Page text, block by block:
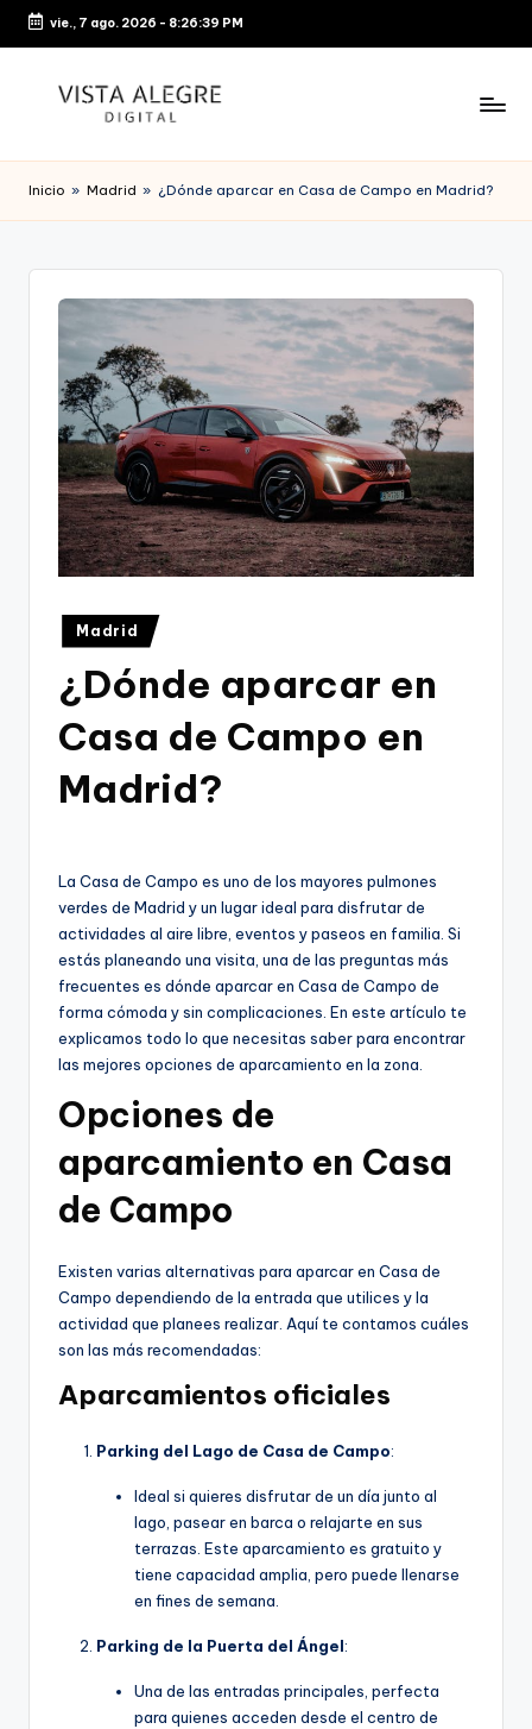
Saltar
contenido
vie., 7 ago. 2026 - 8:26:39 PM
Inicio » Madrid » ¿Dónde aparcar en Casa de Campo en Madrid?
Publicado
en
Madrid
¿Dónde aparcar en
Casa de Campo en
Madrid?
La Casa de Campo es uno de los mayores pulmones
verdes de Madrid y un lugar ideal para disfrutar de
actividades al aire libre, eventos y paseos en familia. Si
estás planeando una visita, una de las preguntas más
frecuentes es dónde aparcar en Casa de Campo de
forma cómoda y sin complicaciones. En este artículo te
explicamos todo lo que necesitas saber para encontrar
las mejores opciones de aparcamiento en la zona.
Opciones de
aparcamiento en Casa
de Campo
Existen varias alternativas para aparcar en Casa de
Campo dependiendo de la entrada que utilices y la
actividad que planees realizar. Aquí te contamos cuáles
son las más recomendadas:
Aparcamientos oficiales
Parking del Lago de Casa de Campo:
Ideal si quieres disfrutar de un día junto al
lago, pasear en barca o relajarte en sus
terrazas. Este aparcamiento es gratuito y
tiene capacidad amplia, pero puede llenarse
en fines de semana.
Parking de la Puerta del Ángel:
Una de las entradas principales, perfecta
para quienes acceden desde el centro de